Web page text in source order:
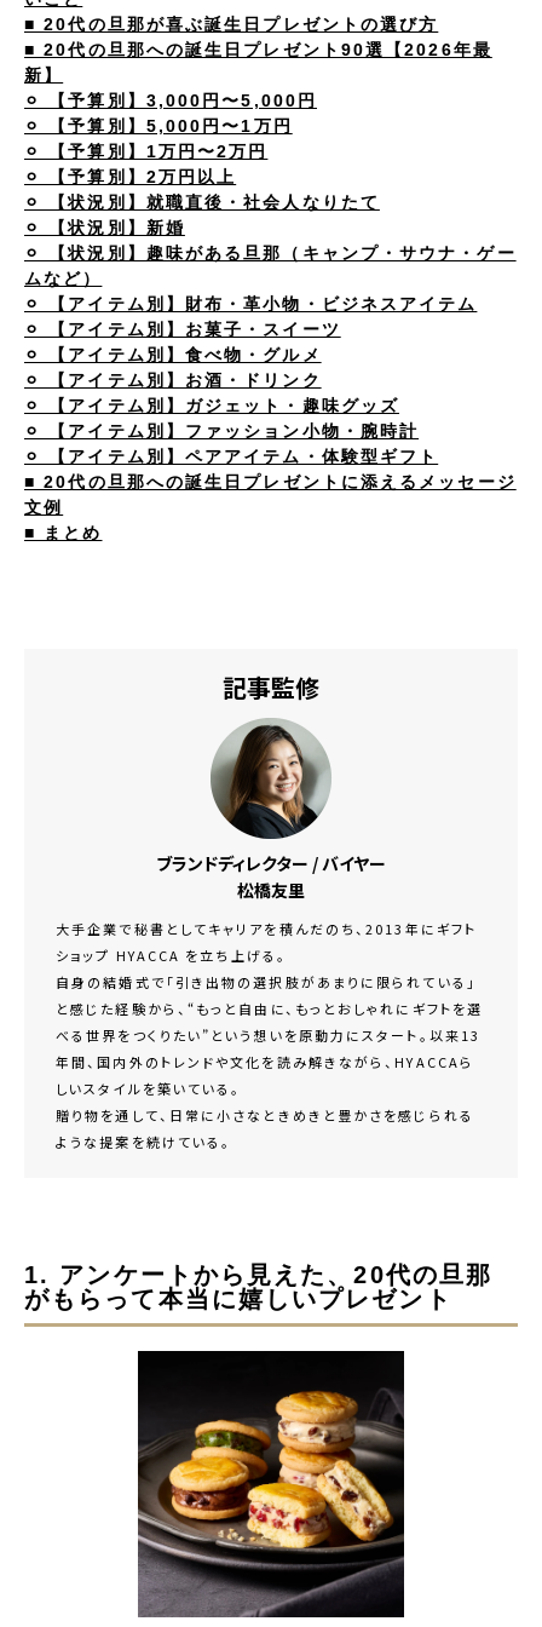
■ 20代の旦那が喜ぶ誕生日プレゼントの選び方
■ 20代の旦那への誕生日プレゼント90選【2026年最
新】
⚪︎ 【予算別】3,000円〜5,000円
⚪︎ 【予算別】5,000円〜1万円
⚪︎ 【予算別】1万円〜2万円
⚪︎ 【予算別】2万円以上
⚪︎ 【状況別】就職直後・社会人なりたて
⚪︎ 【状況別】新婚
⚪︎ 【状況別】趣味がある旦那（キャンプ・サウナ・ゲー
ムなど）
⚪︎ 【アイテム別】財布・革小物・ビジネスアイテム
⚪︎ 【アイテム別】お菓子・スイーツ
⚪︎ 【アイテム別】食べ物・グルメ
⚪︎ 【アイテム別】お酒・ドリンク
⚪︎ 【アイテム別】ガジェット・趣味グッズ
⚪︎ 【アイテム別】ファッション小物・腕時計
⚪︎ 【アイテム別】ペアアイテム・体験型ギフト
■ 20代の旦那への誕生日プレゼントに添えるメッセージ
文例
■ まとめ
記事監修
ブランドディレクター / バイヤー
松橋友里
大手企業で秘書としてキャリアを積んだのち、2013年にギフト
ショップ HYACCA を立ち上げる。
自身の結婚式で「引き出物の選択肢があまりに限られている」
と感じた経験から、“もっと自由に、もっとおしゃれにギフトを選
べる世界をつくりたい”という想いを原動力にスタート。以来13
年間、国内外のトレンドや文化を読み解きながら、HYACCAら
しいスタイルを築いている。
贈り物を通して、日常に小さなときめきと豊かさを感じられる
ような提案を続けている。
1. アンケートから見えた、20代の旦那
がもらって本当に嬉しいプレゼント